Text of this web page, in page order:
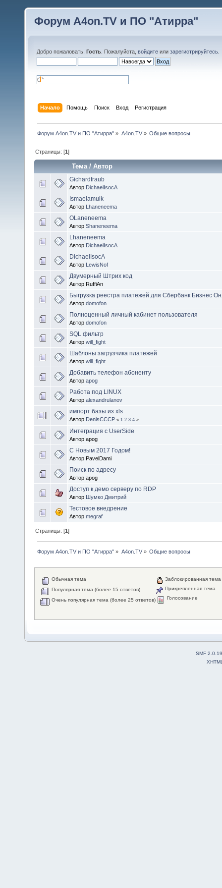
Форум A4on.TV и ПО "Атирра"
Добро пожаловать, Гость . Пожалуйста, войдите или зарегистрируйтесь
Начало Помощь Поиск Вход Регистрация
Форум A4on.TV и ПО "Атирра" » A4on.TV» Общие вопросы
Страницы: [1]
Тема/Автор
Gichardfraub
Автор DichaelIsocA
Ismaelamulk
Автор Lhaneneema
OLaneneema
Автор Shaneneema
Lhaneneema
Автор DichaelIsocA
DichaelIsocA
Автор LewisNof
Двумерный Штрих код
Автор RuffiAn
Быгрузка реестра платежей для Сбербанк Бизнес
Автор domofon
Полноценный личный кабинет пользователя
Автор domofon
SQL фильтр
Автор will_fight
Шаблоны загрузчика платежей
Автор will_fight
Добавить телефон абоненту
Автор apog
Работа под LINUX
Автор alexandrulanov
импорт базы из xls
Автор DenisCCCP « 1 2 3 4 »
Интеграция с UserSide
Автор apog
С Новым 2017 Годом!
Автор PavelDami
Поиск по адресу
Автор apog
Доступ к демо серверу по RDP
Автор Шумко Дмитрий
Тестовое внедрение
Автор megraf
Страницы: [1]
Форум A4on.TV и ПО "Атирра" » A4on.TV» Общие вопросы
Обычная тема
Популярная тема (более 15 ответов)
Очень популярная тема (более 25 ответов)
Заблокированная тема
Прикрепленная тема
Голосование
SMF 2.0.19